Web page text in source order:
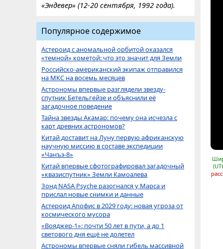
«Эндевер» (12-20 сентября, 1992 года).
Популярное содержимое
Астероид с аномальной орбитой оказался
«темной» кометой: что это значит для Земли
Российско-американский экипаж отправился
на МКС на восемь месяцев
Астрономы впервые разглядели звезду-
спутник Бетельгейзе и объяснили её
загадочное поведение
Тайна звезды Акамар: почему она исчезла с
карт древних астрономов?
Китай доставит на Луну первую африканскую
научную миссию в составе экспедиции
«Чанъэ-8»
Китай впервые сфотографировал загадочный
«квазиспутник» Земли Камоалева
Зонд NASA Psyche разогнался у Марса и
прислал новые снимки и данные
Астероид Апофис в 2029 году: новая угроза от
космического мусора
«Вояджер-1»: почти 50 лет в пути, а до 1
светового дня ещё не долетел
Астрономы впервые сняли гибель массивной